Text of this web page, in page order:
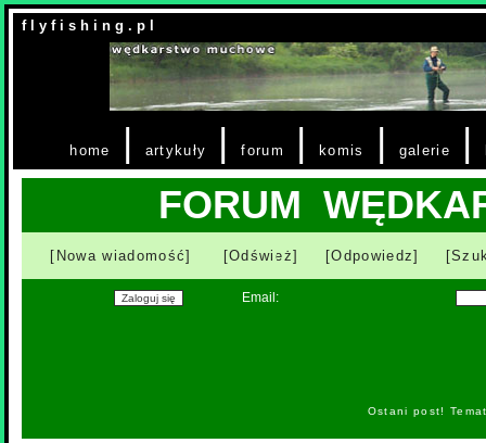
f l y f i s h i n g . p l
home | artykuły |forum | komis | galerie |
FORUM
[Nowa wiadomość] [Odśwież] [Odpowiedz]
Email:
Ostani post!